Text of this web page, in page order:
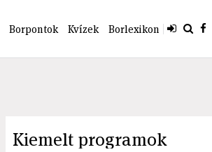
Borpontok Kvízek Borlexikon
Kiemelt programok